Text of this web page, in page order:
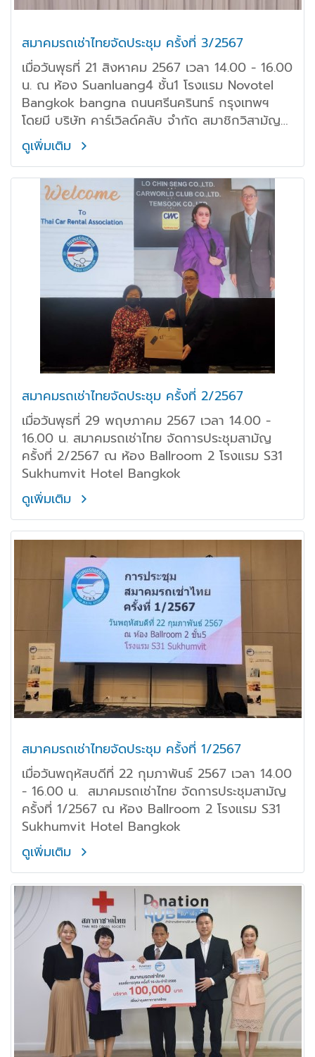
สมาคมรถเช่าไทยจัดประชุม ครั้งที่ 3/2567
เมื่อวันพุธที่ 21 สิงหาคม 2567 เวลา 14.00 - 16.00
น. ณ ห้อง Suanluang4 ชั้น1 โรงแรม Novotel
Bangkok bangna ถนนศรีนครินทร์ กรุงเทพฯ
โดยมี บริษัท คาร์เวิลด์คลับ จำกัด สมาชิกวิสามัญ
สมาคมฯ ให้เกียรติเป็นเจ้าภาพการจัดประชุมในครั้งนี้
ดูเพิ่มเติม
สมาคมรถเช่าไทยจัดประชุม ครั้งที่ 2/2567
เมื่อวันพุธที่ 29 พฤษภาคม 2567 เวลา 14.00 -
16.00 น. สมาคมรถเช่าไทย จัดการประชุมสามัญ
ครั้งที่ 2/2567 ณ ห้อง Ballroom 2 โรงแรม S31
Sukhumvit Hotel Bangkok
ดูเพิ่มเติม
สมาคมรถเช่าไทยจัดประชุม ครั้งที่ 1/2567
เมื่อวันพฤหัสบดีที่ 22 กุมภาพันธ์ 2567 เวลา 14.00
- 16.00 น. สมาคมรถเช่าไทย จัดการประชุมสามัญ
ครั้งที่ 1/2567 ณ ห้อง Ballroom 2 โรงแรม S31
Sukhumvit Hotel Bangkok
ดูเพิ่มเติม